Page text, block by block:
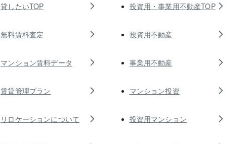
貸したいTOP
無料賃料査定
マンション賃料データ
賃貸管理プラン
リロケーションについて
投資用・事業用不動産TOP
投資用不動産
事業用不動産
マンション投資
投資用マンション